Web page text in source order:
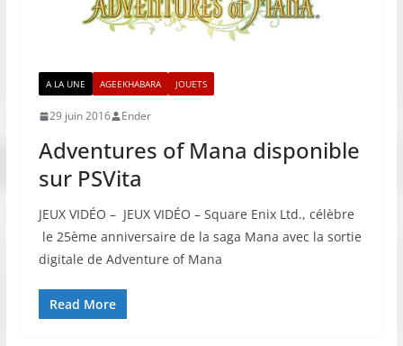
A LA UNE AGEEKHABARA JOUETS
29 juin 2016 Ender
Adventures of Mana disponible
sur PSVita
JEUX VIDÉO – JEUX VIDÉO – Square Enix Ltd., célèbre
le 25ème anniversaire de la saga Mana avec la sortie
digitale de Adventure of Mana
Read More